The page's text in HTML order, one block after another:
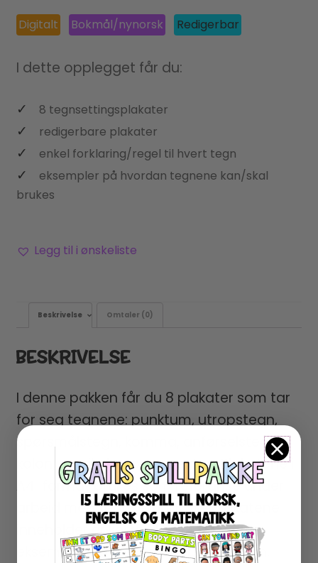
Digitalt Bokmål/nynorsk Redigerbar
I dette opplegget får du:
8 tegnsettingsplakater
redigerbare plakater
enkel forklaring/regel til hvert tegn
eksempler på hvordan tegnene kan/skal
brukes
Legg til i ønskeliste
Beskrivelse Omtaler (0)
BESKRIVELSE
I denne pakken får du 8 plakater som tar
for seg tegnene: punktum, utropstegn,
spørsmålstegn, komma, anførselstegn,
kolon, semikolon og parentes. Plakatene i
A4-format brukes som referanse under
arbeid med tegnsetting. Alle plakatene
inneholder enkel forklaring med flere
eksempler og kan brukes på alle trinn.